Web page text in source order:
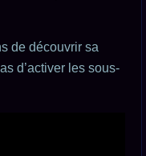
de découvrir sa
d’activer les sous-